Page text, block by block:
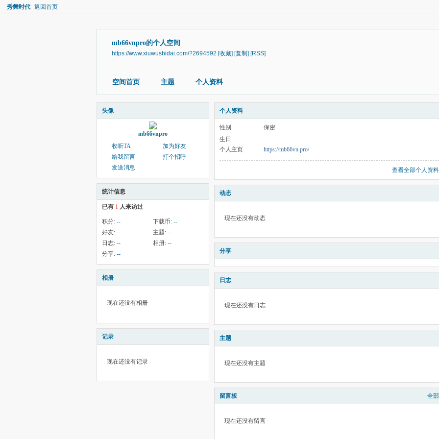
秀舞时代 返回首页
mb66vnpro的个人空间
https://www.xiuwushidai.com/?2694592 [收藏] [复制] [RSS]
空间首页 主题 个人资料
头像
mb66vnpro
收听TA
加为好友
给我留言
打个招呼
发送消息
统计信息
已有 1 人来访过
积分: -- 下载币: --
好友: -- 主题: --
日志: -- 相册: --
分享: --
相册
现在还没有相册
记录
现在还没有记录
个人资料
性别
保密
生日
个人主页
https://mb66vn.pro/
查看全部个人资料
动态
现在还没有动态
分享
日志
现在还没有日志
主题
现在还没有主题
留言板 全部
现在还没有留言